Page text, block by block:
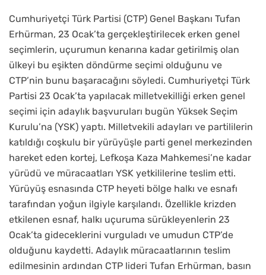
Cumhuriyetçi Türk Partisi (CTP) Genel Başkanı Tufan
Erhürman, 23 Ocak’ta gerçekleştirilecek erken genel
seçimlerin, uçurumun kenarına kadar getirilmiş olan
ülkeyi bu eşikten döndürme seçimi olduğunu ve
CTP’nin bunu başaracağını söyledi. Cumhuriyetçi Türk
Partisi 23 Ocak’ta yapılacak milletvekilliği erken genel
seçimi için adaylık başvuruları bugün Yüksek Seçim
Kurulu’na (YSK) yaptı. Milletvekili adayları ve partililerin
katıldığı coşkulu bir yürüyüşle parti genel merkezinden
hareket eden kortej, Lefkoşa Kaza Mahkemesi’ne kadar
yürüdü ve müracaatları YSK yetkililerine teslim etti.
Yürüyüş esnasında CTP heyeti bölge halkı ve esnafı
tarafından yoğun ilgiyle karşılandı. Özellikle krizden
etkilenen esnaf, halkı uçuruma sürükleyenlerin 23
Ocak’ta gideceklerini vurguladı ve umudun CTP’de
olduğunu kaydetti. Adaylık müracaatlarının teslim
edilmesinin ardından CTP lideri Tufan Erhürman, basın